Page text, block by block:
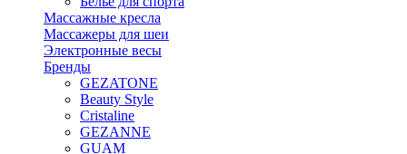
Массажные кресла
Массажеры для шеи
Электронные весы
Бренды
GEZATONE
Beauty Style
Cristaline
GEZANNE
GUAM